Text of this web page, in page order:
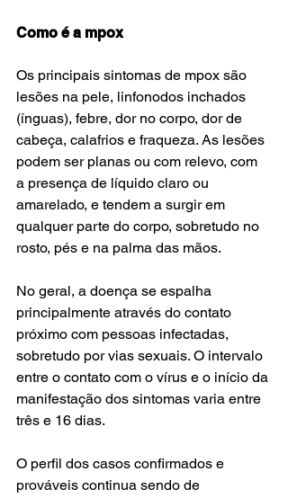
Como é a mpox
Os principais sintomas de mpox são
lesões na pele, linfonodos inchados
(ínguas), febre, dor no corpo, dor de
cabeça, calafrios e fraqueza. As lesões
podem ser planas ou com relevo, com
a presença de líquido claro ou
amarelado, e tendem a surgir em
qualquer parte do corpo, sobretudo no
rosto, pés e na palma das mãos.
No geral, a doença se espalha
principalmente através do contato
próximo com pessoas infectadas,
sobretudo por vias sexuais. O intervalo
entre o contato com o vírus e o início da
manifestação dos sintomas varia entre
três e 16 dias.
O perfil dos casos confirmados e
prováveis continua sendo de